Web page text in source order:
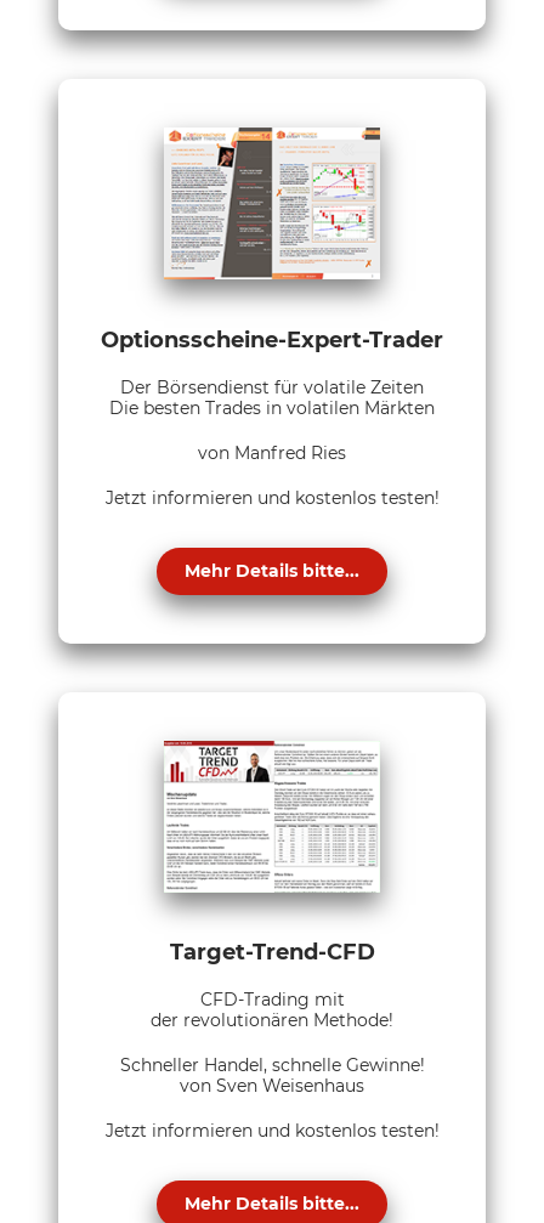
Optionsscheine-Expert-Trader
Der Börsendienst für volatile Zeiten
Die besten Trades in volatilen Märkten
von Manfred Ries
Jetzt informieren und kostenlos testen!
Mehr Details bitte...
Target-Trend-CFD
CFD-Trading mit
der revolutionären Methode!
Schneller Handel, schnelle Gewinne!
von Sven Weisenhaus
Jetzt informieren und kostenlos testen!
Mehr Details bitte...